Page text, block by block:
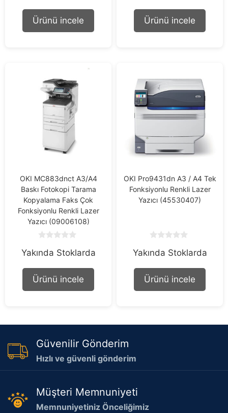
t
f
Ürünü incele
t
f
Ürünü incele
OKI MC883dnct A3/A4
Baskı Fotokopi Tarama
Kopyalama Faks Çok
Fonksiyonlu Renkli Lazer
Yazıcı (09006108)
o
t
f
Yakında Stoklarda
Ürünü incele
OKI Pro9431dn A3 / A4 Tek
Fonksiyonlu Renkli Lazer
Yazıcı (45530407)
o
t
f
Yakında Stoklarda
Ürünü incele
Güvenilir Gönderim
Hızlı ve güvenli gönderim
Müşteri Memnuniyeti
Memnuniyetiniz Önceliğimiz